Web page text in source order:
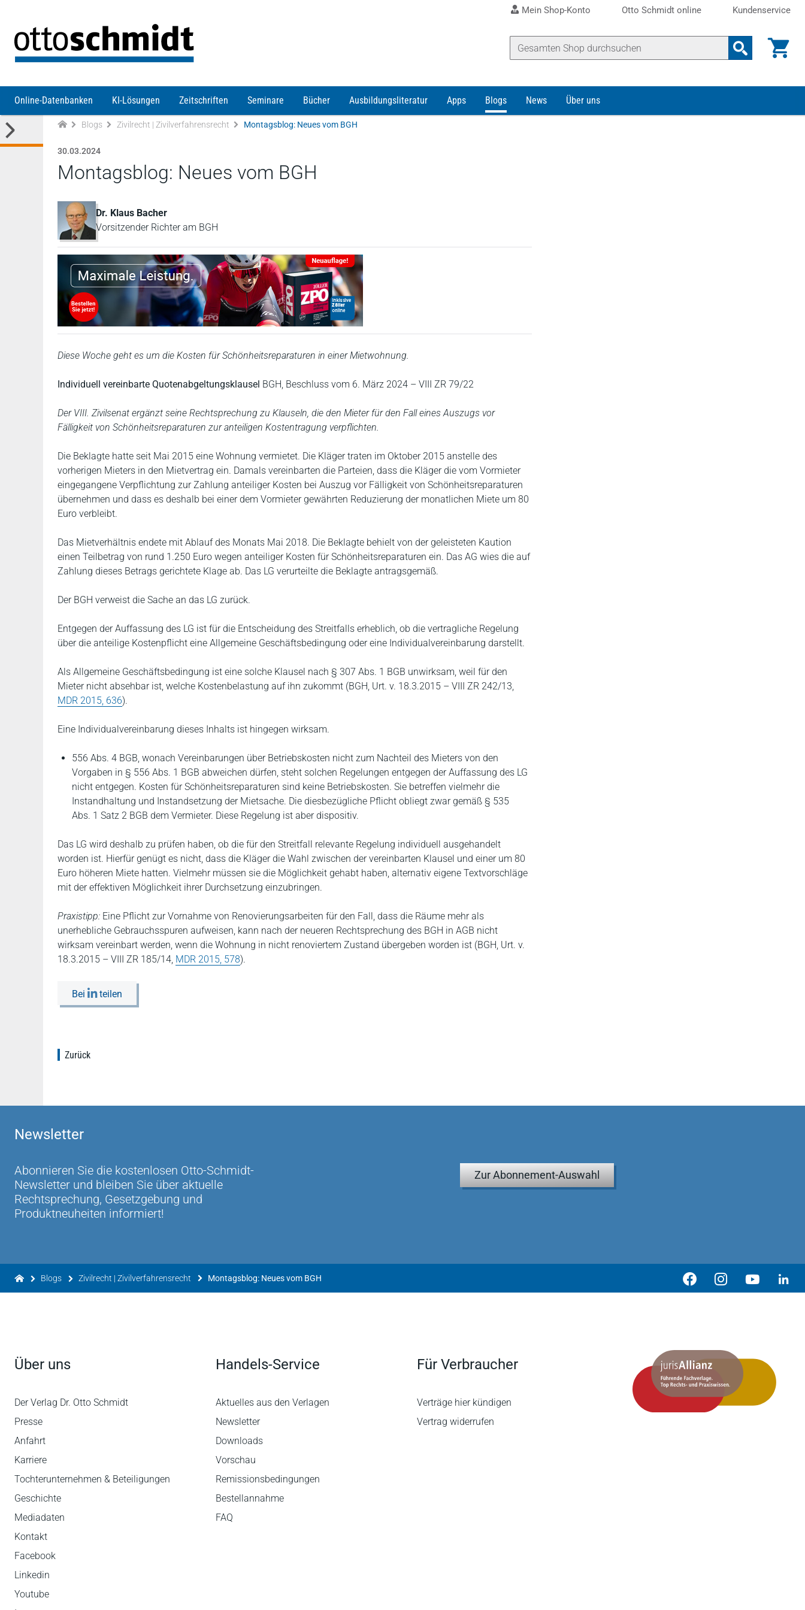
Mein Shop-Konto Otto Schmidt online Kundenservice
Online-Datenbanken KI-Lösungen Zeitschriften Seminare Bücher Ausbildungsliteratur Apps Blogs News Über uns
Blogs Zivilrecht | Zivilverfahrensrecht Montagsblog: Neues vom BGH
30.03.2024
Montagsblog: Neues vom BGH
Dr. Klaus Bacher
Vorsitzender Richter am BGH
Diese Woche geht es um die Kosten für Schönheitsreparaturen in einer Mietwohnung.
Individuell vereinbarte Quotenabgeltungsklausel BGH, Beschluss vom 6. März 2024 – VIII ZR 79/22
Der VIII. Zivilsenat ergänzt seine Rechtsprechung zu Klauseln, die den Mieter für den Fall eines Auszugs vor
Fälligkeit von Schönheitsreparaturen zur anteiligen Kostentragung verpflichten.
Die Beklagte hatte seit Mai 2015 eine Wohnung vermietet. Die Kläger traten im Oktober 2015 anstelle des
vorherigen Mieters in den Mietvertrag ein. Damals vereinbarten die Parteien, dass die Kläger die vom Vormieter
eingegangene Verpflichtung zur Zahlung anteiliger Kosten bei Auszug vor Fälligkeit von Schönheitsreparaturen
übernehmen und dass es deshalb bei einer dem Vormieter gewährten Reduzierung der monatlichen Miete um 80
Euro verbleibt.
Das Mietverhältnis endete mit Ablauf des Monats Mai 2018. Die Beklagte behielt von der geleisteten Kaution
einen Teilbetrag von rund 1.250 Euro wegen anteiliger Kosten für Schönheitsreparaturen ein. Das AG wies die auf
Zahlung dieses Betrags gerichtete Klage ab. Das LG verurteilte die Beklagte antragsgemäß.
Der BGH verweist die Sache an das LG zurück.
Entgegen der Auffassung des LG ist für die Entscheidung des Streitfalls erheblich, ob die vertragliche Regelung
über die anteilige Kostenpflicht eine Allgemeine Geschäftsbedingung oder eine Individualvereinbarung darstellt.
Als Allgemeine Geschäftsbedingung ist eine solche Klausel nach § 307 Abs. 1 BGB unwirksam, weil für den
Mieter nicht absehbar ist, welche Kostenbelastung auf ihn zukommt (BGH, Urt. v. 18.3.2015 – VIII ZR 242/13,
MDR 2015, 636).
Eine Individualvereinbarung dieses Inhalts ist hingegen wirksam.
556 Abs. 4 BGB, wonach Vereinbarungen über Betriebskosten nicht zum Nachteil des Mieters von den
Vorgaben in § 556 Abs. 1 BGB abweichen dürfen, steht solchen Regelungen entgegen der Auffassung des LG
nicht entgegen. Kosten für Schönheitsreparaturen sind keine Betriebskosten. Sie betreffen vielmehr die
Instandhaltung und Instandsetzung der Mietsache. Die diesbezügliche Pflicht obliegt zwar gemäß § 535
Abs. 1 Satz 2 BGB dem Vermieter. Diese Regelung ist aber dispositiv.
Das LG wird deshalb zu prüfen haben, ob die für den Streitfall relevante Regelung individuell ausgehandelt
worden ist. Hierfür genügt es nicht, dass die Kläger die Wahl zwischen der vereinbarten Klausel und einer um 80
Euro höheren Miete hatten. Vielmehr müssen sie die Möglichkeit gehabt haben, alternativ eigene Textvorschläge
mit der effektiven Möglichkeit ihrer Durchsetzung einzubringen.
Praxistipp: Eine Pflicht zur Vornahme von Renovierungsarbeiten für den Fall, dass die Räume mehr als
unerhebliche Gebrauchsspuren aufweisen, kann nach der neueren Rechtsprechung des BGH in AGB nicht
wirksam vereinbart werden, wenn die Wohnung in nicht renoviertem Zustand übergeben worden ist (BGH, Urt. v.
18.3.2015 – VIII ZR 185/14, MDR 2015, 578).
Bei teilen
Zurück
Newsletter
Abonnieren Sie die kostenlosen Otto-Schmidt-
Newsletter und bleiben Sie über aktuelle
Rechtsprechung, Gesetzgebung und
Produktneuheiten informiert!
Zur Abonnement-Auswahl
Blogs Zivilrecht | Zivilverfahrensrecht Montagsblog: Neues vom BGH
Über uns
Der Verlag Dr. Otto Schmidt
Presse
Anfahrt
Karriere
Tochterunternehmen & Beteiligungen
Geschichte
Mediadaten
Kontakt
Facebook
Linkedin
Youtube
Handels-Service
Aktuelles aus den Verlagen
Newsletter
Downloads
Vorschau
Remissionsbedingungen
Bestellannahme
FAQ
Für Verbraucher
Verträge hier kündigen
Vertrag widerrufen